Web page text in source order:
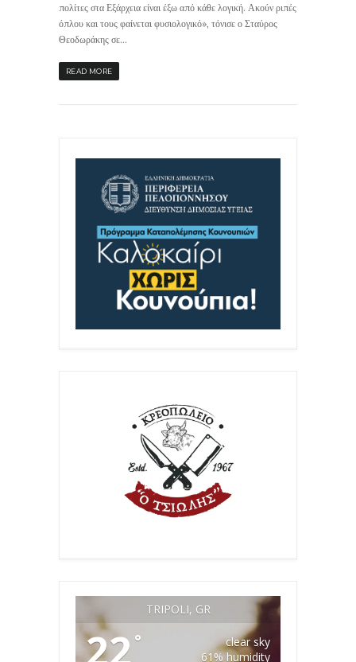
πολίτες στα Εξάρχεια είναι έξω από κάθε λογική. Ακούν ριπές
όπλου και τους φαίνεται φυσιολογικό», τόνισε ο Σταύρος
Θεοδωράκης σε...
READ MORE
TRIPOLI, GR
22 °
clear sky
61% humidity